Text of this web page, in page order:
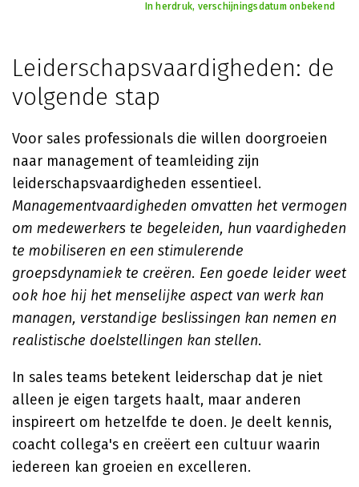
In herdruk, verschijningsdatum onbekend
Leiderschapsvaardigheden: de
volgende stap
Voor sales professionals die willen doorgroeien
naar management of teamleiding zijn
leiderschapsvaardigheden essentieel.
Managementvaardigheden omvatten het vermogen
om medewerkers te begeleiden, hun vaardigheden
te mobiliseren en een stimulerende
groepsdynamiek te creëren. Een goede leider weet
ook hoe hij het menselijke aspect van werk kan
managen, verstandige beslissingen kan nemen en
realistische doelstellingen kan stellen.
In sales teams betekent leiderschap dat je niet
alleen je eigen targets haalt, maar anderen
inspireert om hetzelfde te doen. Je deelt kennis,
coacht collega's en creëert een cultuur waarin
iedereen kan groeien en excelleren.